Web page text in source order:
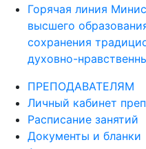
Горячая линия
высшего
сохранения
духовно-
ПРЕПОДАВАТЕЛЯМ
Личный кабинет
Расписание занятий
Документы и бланки